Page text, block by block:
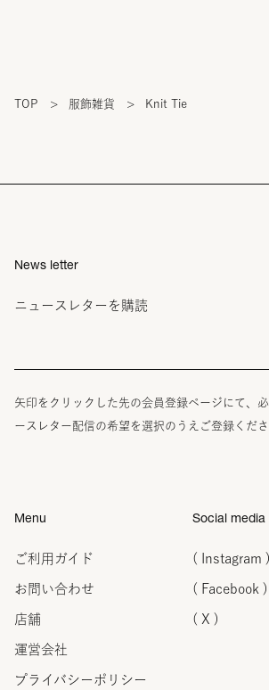
TOP > 服飾雑貨 > Knit Tie
News letter
ニュースレターを購読
矢印をクリックした先の会員登録ページにて、
ースレター配信の希望を選択のうえご登録くださ
Menu
ご利用ガイド
お問い合わせ
店舗
運営会社
プライバシーポリシー
Social media
( Instagram )
( Facebook )
( X )